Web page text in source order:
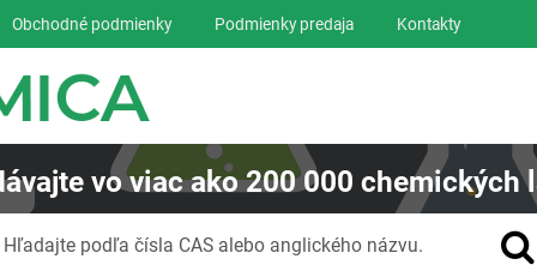
Obchodné podmienky Podmienky predaja Kontakty
vo viac ako200 000 chemických
Hľadajte podľa čísla CAS alebo anglického názvu.